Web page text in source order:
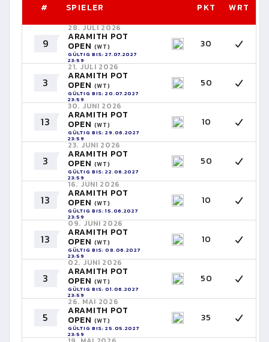
# SPIELER PKT WRT
9
28. JULI 2026
ARAMITH POT
OPEN (WT)
GÜLTIG BIS: 27.07.2027
23:59
30
3
21. JULI 2026
ARAMITH POT
OPEN (WT)
GÜLTIG BIS: 20.07.2027
23:59
50
13
30. JUNI 2026
ARAMITH POT
OPEN (WT)
GÜLTIG BIS: 29.06.2027
23:59
10
3
23. JUNI 2026
ARAMITH POT
OPEN (WT)
GÜLTIG BIS: 22.06.2027
23:59
50
13
16. JUNI 2026
ARAMITH POT
OPEN (WT)
GÜLTIG BIS: 15.06.2027
23:59
10
13
09. JUNI 2026
ARAMITH POT
OPEN (WT)
GÜLTIG BIS: 08.06.2027
23:59
10
3
02. JUNI 2026
ARAMITH POT
OPEN (WT)
GÜLTIG BIS: 01.06.2027
23:59
50
5
26. MAI 2026
ARAMITH POT
OPEN (WT)
GÜLTIG BIS: 25.05.2027
23:59
35